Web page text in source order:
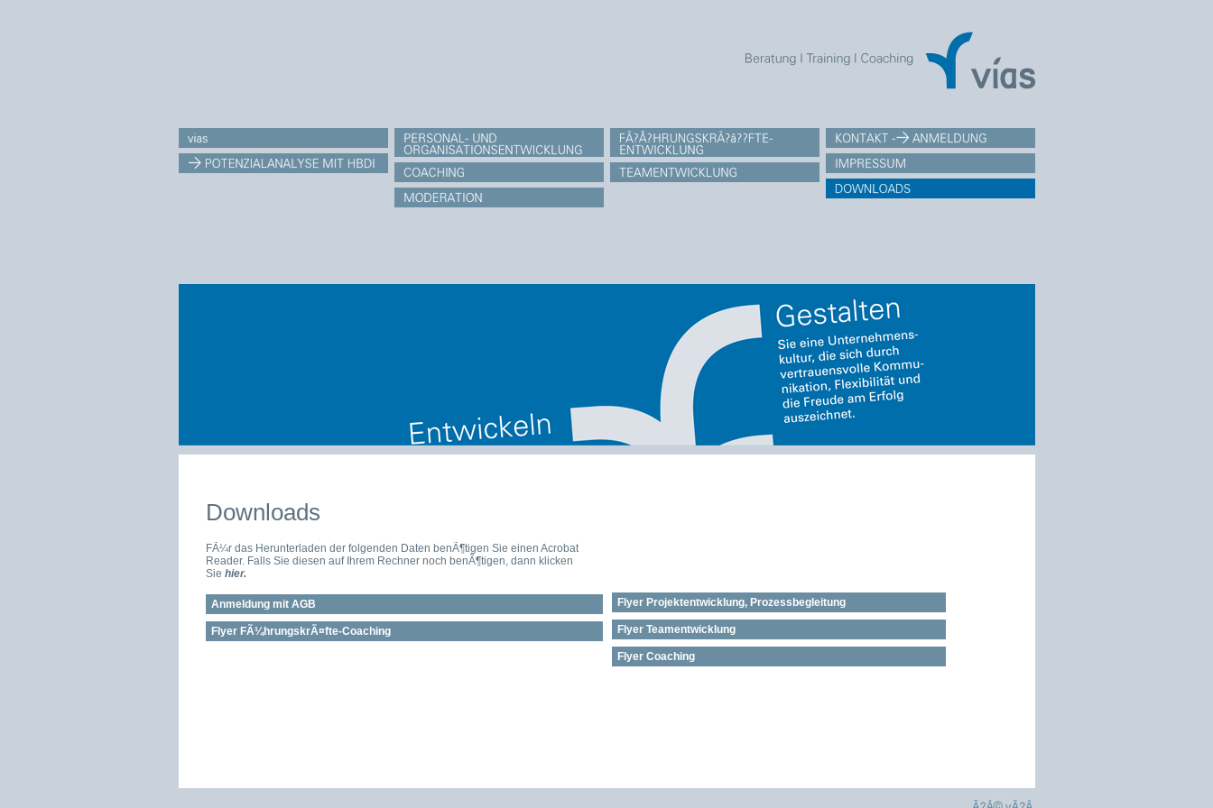
Downloads
FÃ¼r das Herunterladen der folgenden Daten benÃ¶tigen Sie einen Acrobat
Reader. Falls Sie diesen auf Ihrem Rechner noch benÃ¶tigen, dann klicken
Sie hier.
Anmeldung mit AGB
Flyer FÃ¼hrungskrÃ¤fte-Coaching
Flyer Projektentwicklung, Prozessbegleitung
Flyer Teamentwicklung
Flyer Coaching